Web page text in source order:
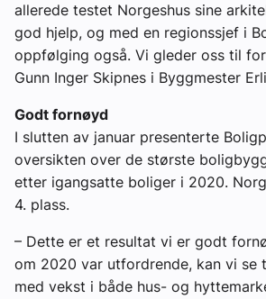
allerede testet Norgeshus sine
god hjelp, og med en regionssjef i
oppfølging også. Vi gleder oss til
Gunn Inger Skipnes i Byggmester
Godt fornøyd
I slutten av januar presenterte
oversikten over de største
etter igangsatte boliger i 2020.
4. plass.
– Dette er et resultat vi er godt
om 2020 var utfordrende, kan vi se
med vekst i både hus- og